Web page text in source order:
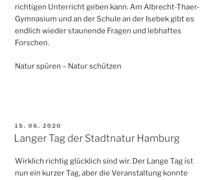
richtigen Unterricht geben kann. Am Albrecht-Thaer-
Gymnasium und an der Schule an der Isebek gibt es
endlich wieder staunende Fragen und lebhaftes
Forschen.
Natur spüren – Natur schützen
VERÖFFENTLICHT
AM
15. 06. 2020
Langer Tag der Stadtnatur Hamburg
Wirklich richtig glücklich sind wir. Der Lange Tag ist
nun ein kurzer Tag, aber die Veranstaltung konnte